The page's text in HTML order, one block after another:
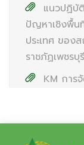
แนวปฏิบั
ปัญหาเชิงพื้น
ประเทศ ของ
ราชภัฏเพชรบุรี
KM การ